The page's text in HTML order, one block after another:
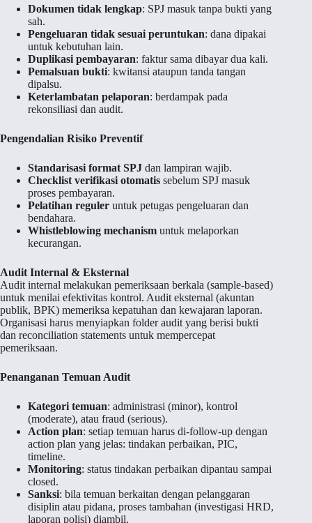
Dokumen tidak lengkap: SPJ masuk tanpa bukti yang
sah.
Pengeluaran tidak sesuai peruntukan: dana dipakai
untuk kebutuhan lain.
Duplikasi pembayaran: faktur sama dibayar dua kali.
Pemalsuan bukti: kwitansi ataupun tanda tangan
dipalsu.
Keterlambatan pelaporan: berdampak pada
rekonsiliasi dan audit.
Pengendalian Risiko Preventif
Standarisasi format SPJ dan lampiran wajib.
Checklist verifikasi otomatis sebelum SPJ masuk
proses pembayaran.
Pelatihan reguler untuk petugas pengeluaran dan
bendahara.
Whistleblowing mechanism untuk melaporkan
kecurangan.
Audit Internal & Eksternal
Audit internal melakukan pemeriksaan berkala (sample-based)
untuk menilai efektivitas kontrol. Audit eksternal (akuntan
publik, BPK) memeriksa kepatuhan dan kewajaran laporan.
Organisasi harus menyiapkan folder audit yang berisi bukti
dan reconciliation statements untuk mempercepat
pemeriksaan.
Penanganan Temuan Audit
Kategori temuan: administrasi (minor), kontrol
(moderate), atau fraud (serious).
Action plan: setiap temuan harus di-follow-up dengan
action plan yang jelas: tindakan perbaikan, PIC,
timeline.
Monitoring: status tindakan perbaikan dipantau sampai
closed.
Sanksi: bila temuan berkaitan dengan pelanggaran
disiplin atau pidana, proses tambahan (investigasi HRD,
laporan polisi) diambil.